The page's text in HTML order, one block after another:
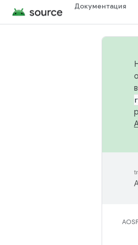
Документация